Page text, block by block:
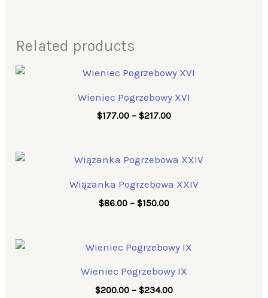
Related products
Wieniec Pogrzebowy XVI
$177.00 – $217.00
Price
range:
$177.00
through
$217.00
Wiązanka Pogrzebowa XXIV
$86.00 – $150.00
Price
$86.00
through
$150.00
Wieniec Pogrzebowy IX
$200.00 – $234.00
Price
range:
$200.00
through
$234.00